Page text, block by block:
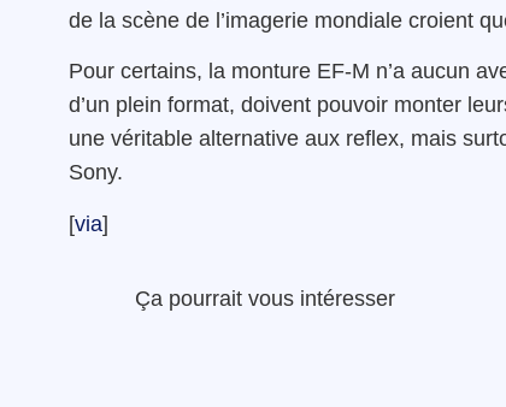
de la scène de l’imagerie mondiale croient
Pour certains, la monture EF-M n’a aucun
d’un plein format, doivent pouvoir monter
une véritable alternative aux reflex, mais
Sony.
[via]
Ça pourrait vous intéresser